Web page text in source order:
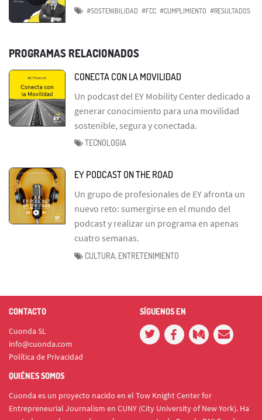
#SOSTENIBILIDAD #FCC #CUMPLIMIENTO #RESULTADOS
PROGRAMAS RELACIONADOS
CONECTA CON LA MOVILIDAD
Un podcast del EY Mobility Center dedicado a
generar conocimiento para una movilidad
sostenible, segura y conectada.
TECNOLOGIA
EY PODCAST ON THE ROAD
Un grupo de profesionales de EY afronta un
nuevo reto: sumergirse en el mundo del
podcast y realizar un programa en apenas
cuatro semanas.
CULTURA, ENTRETENIMIENTO
CONTACTO
Cuonda SL
info@cuonda.com
Política de Privacidad
SÍGUENOS EN
QUIÉNES SOMOS
Cuonda es un proyecto nacido en el Tow Knight Center for
Entrepreneurial Journalism en CUNY (City University of New York). Ha